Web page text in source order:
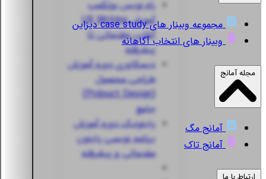
راه نویسبوتکمپ
آموزش UX Writing
آنلاین مقدماتی تا
پیشرفته
دیسکاوریدوره آموزش
طراحی محصول
جامع
پایتونیکدوره آموزش
برنامه نویسی پایتون
مقدماتی و پیشرفته
مجموعه وبینار های case study دیزاین
وبینار های انتخاب آگاهانه
مجله آمانج
آمانج مگ
آمانج تاک